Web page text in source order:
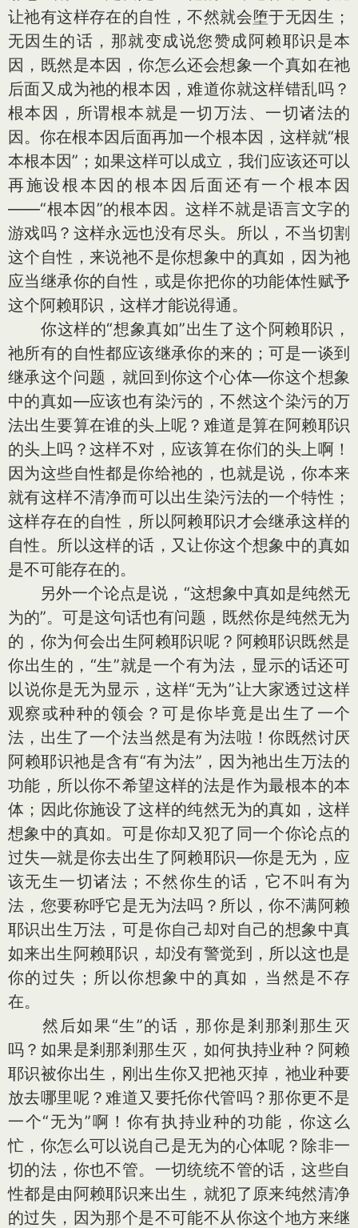
让祂有这样存在的自性，不然就会堕于无因生；
无因生的话，那就变成说您赞成阿赖耶识是本
因，既然是本因，你怎么还会想象一个真如在祂
后面又成为祂的根本因，难道你就这样错乱吗？
根本因，所谓根本就是一切万法、一切诸法的
因。你在根本因后面再加一个根本因，这样就“根
本根本因”；如果这样可以成立，我们应该还可以
再施设根本因的根本因后面还有一个根本因
——“根本因”的根本因。这样不就是语言文字的
游戏吗？这样永远也没有尽头。所以，不当切割
这个自性，来说祂不是你想象中的真如，因为祂
应当继承你的自性，或是你把你的功能体性赋予
这个阿赖耶识，这样才能说得通。
你这样的“想象真如”出生了这个阿赖耶识，
祂所有的自性都应该继承你的来的；可是一谈到
继承这个问题，就回到你这个心体—你这个想象
中的真如—应该也有染污的，不然这个染污的万
法出生要算在谁的头上呢？难道是算在阿赖耶识
的头上吗？这样不对，应该算在你们的头上啊！
因为这些自性都是你给祂的，也就是说，你本来
就有这样不清净而可以出生染污法的一个特性；
这样存在的自性，所以阿赖耶识才会继承这样的
自性。所以这样的话，又让你这个想象中的真如
是不可能存在的。
另外一个论点是说，“这想象中真如是纯然无
为的”。可是这句话也有问题，既然你是纯然无为
的，你为何会出生阿赖耶识呢？阿赖耶识既然是
你出生的，“生”就是一个有为法，显示的话还可
以说你是无为显示，这样“无为”让大家透过这样
观察或种种的领会？可是你毕竟是出生了一个
法，出生了一个法当然是有为法啦！你既然讨厌
阿赖耶识祂是含有“有为法”，因为祂出生万法的
功能，所以你不希望这样的法是作为最根本的本
体；因此你施设了这样的纯然无为的真如，这样
想象中的真如。可是你却又犯了同一个你论点的
过失—就是你去出生了阿赖耶识—你是无为，应
该无生一切诸法；不然你生的话，它不叫有为
法，您要称呼它是无为法吗？所以，你不满阿赖
耶识出生万法，可是你自己却对自己的想象中真
如来出生阿赖耶识，却没有警觉到，所以这也是
你的过失；所以你想象中的真如，当然是不存
在。
然后如果“生”的话，那你是剎那剎那生灭
吗？如果是剎那剎那生灭，如何执持业种？阿赖
耶识被你出生，刚出生你又把祂灭掉，祂业种要
放去哪里呢？难道又要托你代管吗？那你更不是
一个“无为”啊！你有执持业种的功能，你这么
忙，你怎么可以说自己是无为的心体呢？除非一
切的法，你也不管。一切统统不管的话，这些自
性都是由阿赖耶识来出生，就犯了原来纯然清净
的过失，因为那个是不可能不从你这个地方来继